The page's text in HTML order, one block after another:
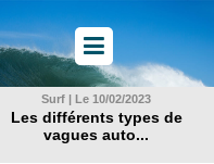
Surf | Le 10/02/2023
Les différents types de
vagues auto...